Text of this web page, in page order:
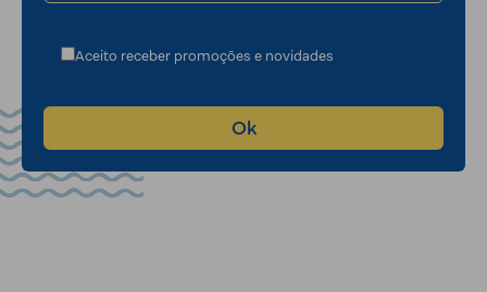
Aceito receber promoções e novidades